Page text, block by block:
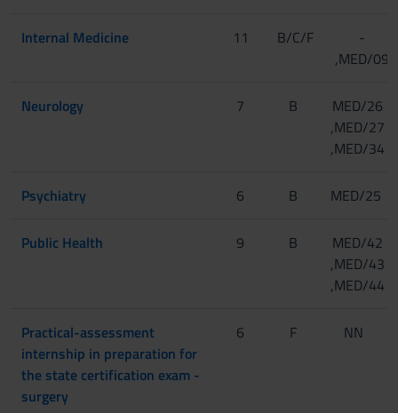
Internal Medicine 11 B/C/F
-
,MED/09
Neurology 7 B
MED/26
,MED/27
,MED/34
Psychiatry 6 B MED/25
Public Health 9 B
MED/42
,MED/43
,MED/44
Practical-assessment
internship in preparation for
the state certification exam -
surgery
6 F NN